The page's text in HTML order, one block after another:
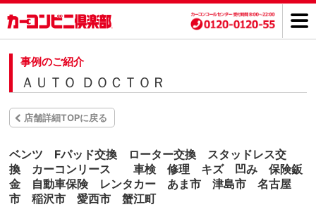
事例のご紹介
ＡＵＴＯ ＤＯＣＴＯＲ
店舗詳細TOPに戻る
ベンツ Fパッド交換 ローター交換 スタッドレス交
換 カーコンリース 車検 修理 キズ 凹み 保険鈑
金 自動車保険 レンタカー あま市 津島市 名古屋
市 稲沢市 愛西市 蟹江町